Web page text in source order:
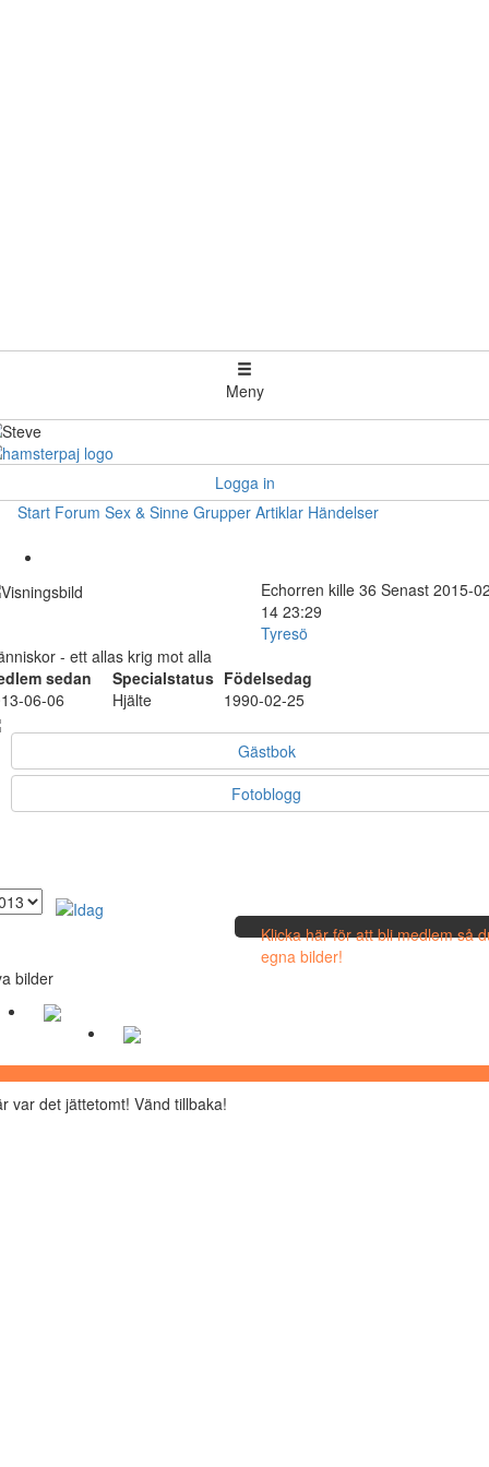
Meny
Logga in
Start Forum Sex & Sinne Grupper Artiklar Händelser
Echorren kille 36 Senast 2015-
14 23:29
Tyresö
- ett allas krig mot alla
sedan
Specialstatus Födelsedag
06-06
Hjälte 1990-02-25
Gästbok
Fotoblogg
Klicka här för att bli medlem så
egna bilder!
bilder
var det jättetomt! Vänd tillbaka!